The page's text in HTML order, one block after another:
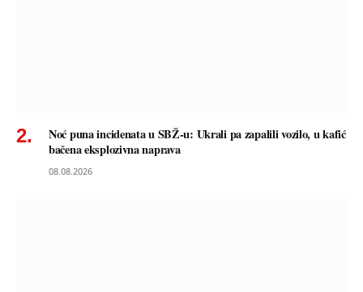
Noć puna incidenata u SBŽ-u: Ukrali pa zapalili vozilo, u kafić
bačena eksplozivna naprava
08.08.2026